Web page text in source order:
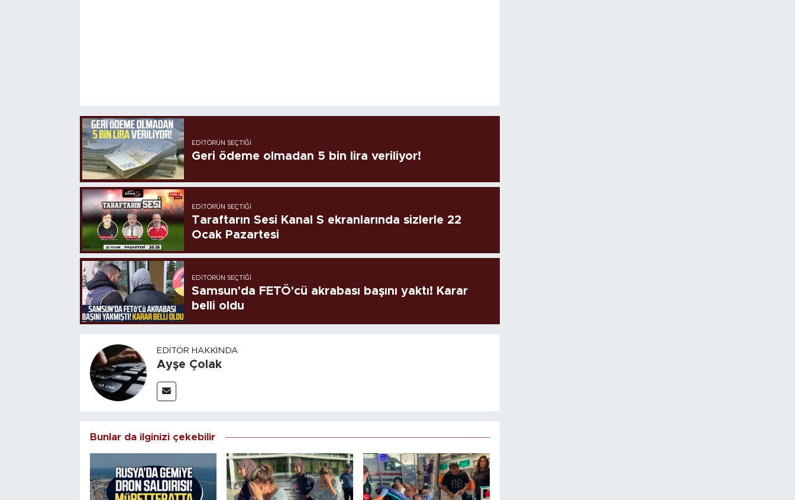
EDITÖRÜN SEÇTIĞI
Geri ödeme olmadan 5 bin lira veriliyor!
EDITÖRÜN SEÇTIĞI
Taraftarın Sesi Kanal S ekranlarında sizlerle 22
Ocak Pazartesi
EDITÖRÜN SEÇTIĞI
Samsun'da FETÖ'cü akrabası başını yaktı! Karar
belli oldu
EDITÖR HAKKINDA
Ayşe Çolak
Bunlar da ilginizi çekebilir